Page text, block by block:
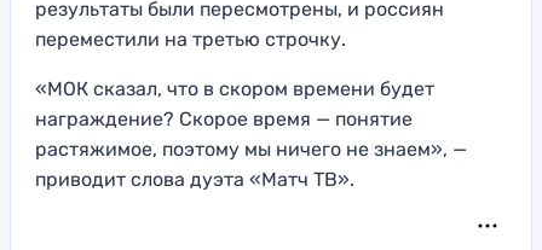
результаты были пересмотрены, и россиян
переместили на третью строчку.
«МОК сказал, что в скором времени будет
награждение? Скорое время — понятие
растяжимое, поэтому мы ничего не знаем», —
приводит слова дуэта «Матч ТВ».